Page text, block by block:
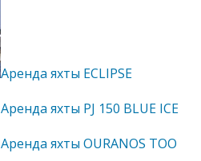
Аренда яхты ECLIPSE
Аренда яхты PJ 150 BLUE ICE
Аренда яхты OURANOS TOO